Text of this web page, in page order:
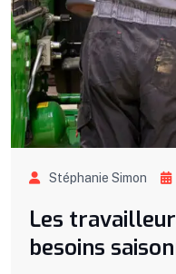
Stéphanie Simon
Les
besoins